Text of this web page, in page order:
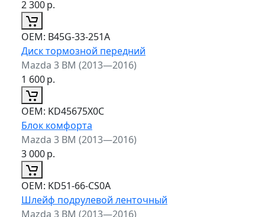
2 300р.
ОЕМ: B45G-33-251A
Диск тормозной передний
Mazda 3 BM (2013—2016)
1 600р.
ОЕМ: KD45675X0C
Блок комфорта
Mazda 3 BM (2013—2016)
3 000р.
ОЕМ: KD51-66-CS0A
Шлейф подрулевой ленточный
Mazda 3 BM (2013—2016)